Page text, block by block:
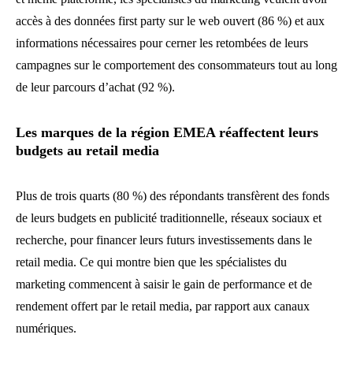
accès à des données first party sur le web ouvert (86 %) et aux
informations nécessaires pour cerner les retombées de leurs
campagnes sur le comportement des consommateurs tout au long
de leur parcours d’achat (92 %).
Les marques de la région EMEA réaffectent leurs
budgets au retail media
Plus de trois quarts (80 %) des répondants transfèrent des fonds
de leurs budgets en publicité traditionnelle, réseaux sociaux et
recherche, pour financer leurs futurs investissements dans le
retail media. Ce qui montre bien que les spécialistes du
marketing commencent à saisir le gain de performance et de
rendement offert par le retail media, par rapport aux canaux
numériques.